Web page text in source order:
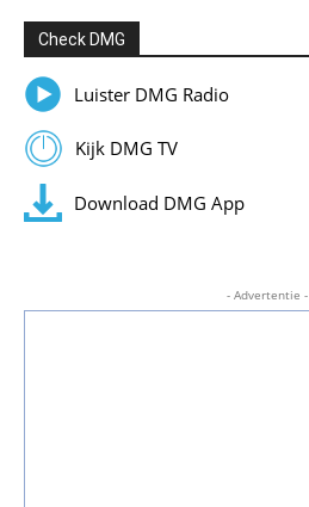
Check DMG
Luister DMG Radio
Kijk DMG TV
Download DMG App
- Advertentie -